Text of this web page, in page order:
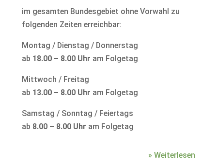
im gesamten Bundesgebiet ohne Vorwahl zu
folgenden Zeiten erreichbar:
Montag / Dienstag / Donnerstag
ab 18.00 – 8.00 Uhr am Folgetag
Mittwoch / Freitag
ab 13.00 – 8.00 Uhr am Folgetag
Samstag / Sonntag / Feiertags
ab 8.00 – 8.00 Uhr am Folgetag
» Weiterlesen